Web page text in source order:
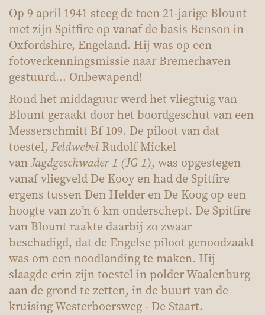
Op 9 april 1941 steeg de toen 21-jarige Blount
met zijn Spitfire op vanaf de basis Benson in
Oxfordshire, Engeland. Hij was op een
fotoverkenningsmissie naar Bremerhaven
gestuurd... Onbewapend!
Rond het middaguur werd het vliegtuig van
Blount geraakt door het boordgeschut van een
Messerschmitt Bf 109. De piloot van dat
toestel, Feldwebel Rudolf Mickel
vanJagdgeschwader 1 (JG 1), was opgestegen
vanaf vliegveld De Kooy en had de Spitfire
ergens tussen Den Helder en De Koog op een
hoogte van zo’n 6 km onderschept. De Spitfire
van Blount raakte daarbij zo zwaar
beschadigd, dat de Engelse piloot genoodzaakt
was om een noodlanding te maken. Hij
slaagde erin zijn toestel in polder Waalenburg
aan de grond te zetten, in de buurt van de
kruising Westerboersweg - De Staart.